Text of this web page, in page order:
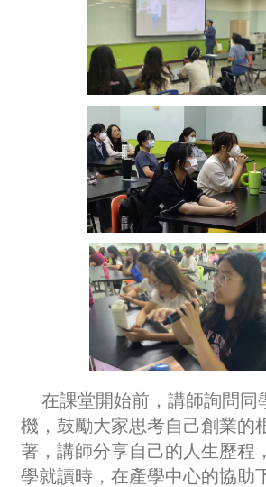
在課堂開始前，講師詢問同
機，鼓勵大家思考自己創業的
著，講師分享自己的人生歷程
學就讀時，在產學中心的協助